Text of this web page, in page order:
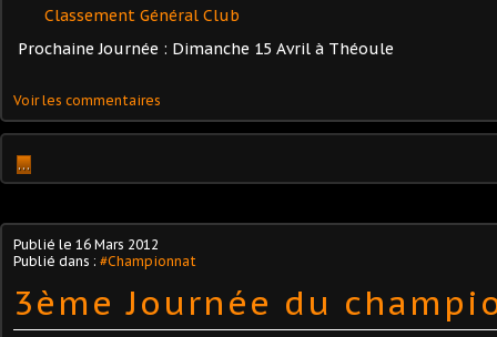
Classement Général Club
Prochaine Journée : Dimanche 15 Avril à Théoule
Voir les commentaires
…
Publié le 16 Mars 2012
Publié dans : #Championnat
3ème Journée du